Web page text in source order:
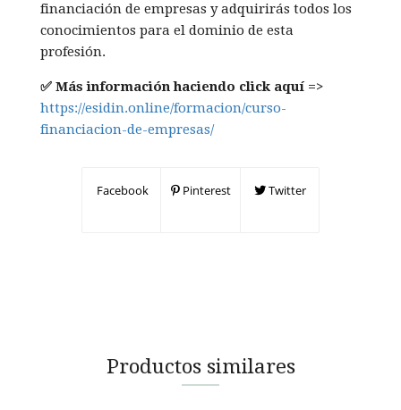
financiación de empresas y adquirirás todos los
conocimientos para el dominio de esta
profesión.
✅ Más información haciendo click aquí =>
https://esidin.online/formacion/curso-
financiacion-de-empresas/
Facebook Pinterest Twitter
Productos similares